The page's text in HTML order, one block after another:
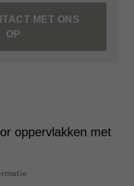
MET ONS
OP
oppervlakken met